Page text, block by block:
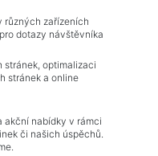
různých zařízeních
dotazy návštěvníka
stránek, optimalizaci
stránek a online
akční nabídky v rámci
či našich úspěchů.